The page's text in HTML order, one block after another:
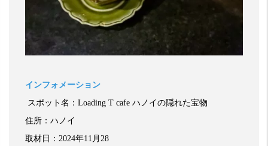
インフォメーション
スポット名：Loading T cafe ハノイの隠れた宝物
住所：ハノイ
取材日： 2024年11 月28